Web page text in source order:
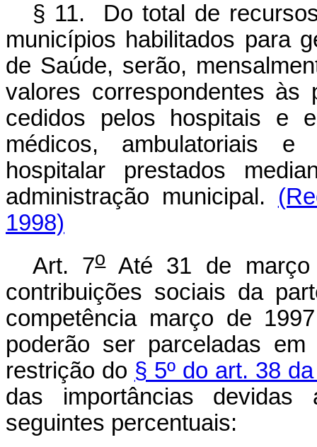
§ 11. Do total de
municípios habilitados para
de Saúde, serão,
valores correspondentes
cedidos pelos hospitais e
médicos, ambulatoriais
hospitalar prestados
administração municipal.
1998)
Art. 7oAté 31 de março
contribuições sociais da
competência março de
poderão ser parceladas
restrição do § 5º do art. 38
das importâncias
seguintes percentuais: